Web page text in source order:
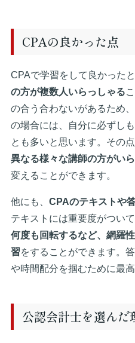
CPAの良かった点
CPAで学習をして良かったと
の方が複数人いらっしゃる
の合う合わないがあるため
の場合には、自分に必ずし
とも多いと思います。その点
異なる様々な講師の方がい
変えることができます。
他にも、 CPAのテキストや
テキストには重要度がついて
何度も回転するなど、網羅
習をすることができます。
や時間配分を掴むために最高
公認会計士を選んだ